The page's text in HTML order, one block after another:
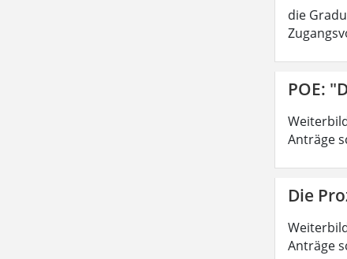
die
POE:
Anträge
Die
Anträge